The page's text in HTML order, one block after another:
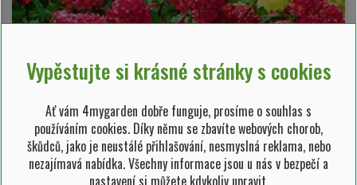
Vypěstujte si krásné stránky s cookies
Ať vám 4mygarden dobře funguje, prosíme o souhlas s
používáním cookies. Díky němu se zbavíte webových chorob,
škůdců, jako je neustálé přihlašování, nesmyslná reklama, nebo
nezajímavá nabídka. Všechny informace jsou u nás v bezpečí a
nastavení si můžete kdykoliv upravit.